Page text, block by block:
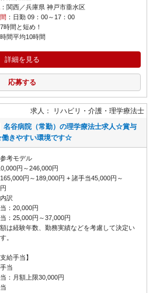
：関西／兵庫県 神戸市垂水区
：日勤 09：00～17：00
間と短め！
間平均10時間
詳細を見る
応募する
求人： リハビリ・介護
理学療法士
名谷病院（常勤）の理学療法士求人☆賞与
きやすい環境です☆
考モデル
円～246,000円
円～189,000円 + 諸手当45,000円～
訳
：20,000円
：25,000円～37,000円
は経験年数、勤務実績などを考慮して決定い
。
給手当】
当
：月額上限30,000円